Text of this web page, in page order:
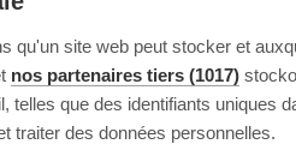
qu'un site web peut stocker et
nos partenaires tiers (1017)
telles que des identifiants uniques
traiter des données personnelles.